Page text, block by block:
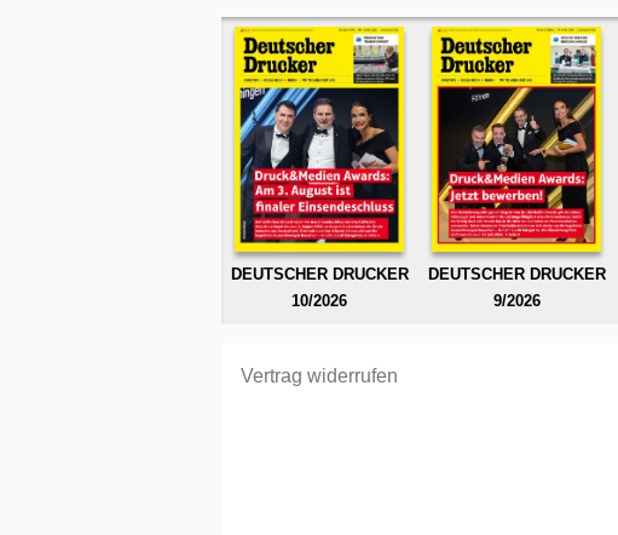
DEUTSCHER DRUCKER
10/2026
DEUTSCHER DRUCKER
9/2026
Vertrag widerrufen